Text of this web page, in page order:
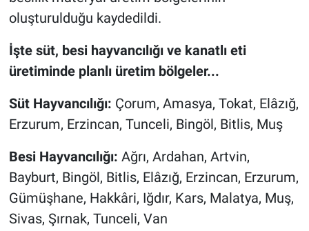
oluşturulduğu kaydedildi.
İşte süt, besi hayvancılığı ve kanatlı eti
üretiminde planlı üretim bölgeler...
Süt Hayvancılığı: Çorum, Amasya, Tokat, Elâzığ,
Erzurum, Erzincan, Tunceli, Bingöl, Bitlis, Muş
Besi Hayvancılığı: Ağrı, Ardahan, Artvin,
Bayburt, Bingöl, Bitlis, Elâzığ, Erzincan, Erzurum,
Gümüşhane, Hakkâri, Iğdır, Kars, Malatya, Muş,
Sivas, Şırnak, Tunceli, Van